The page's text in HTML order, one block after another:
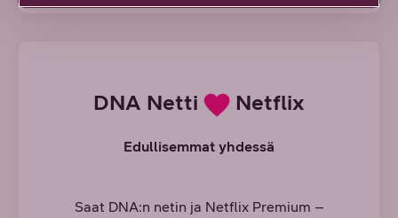
DNA Netti Netflix
Edullisemmat yhdessä
Saat DNA:n netin ja Netflix Premium –